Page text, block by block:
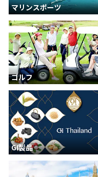
マリンスポーツ
ゴルフ
GI製品